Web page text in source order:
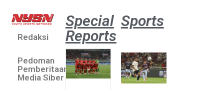
Redaksi
Pedoman
Pemberitaan
Media Siber
Special
Reports
Sports